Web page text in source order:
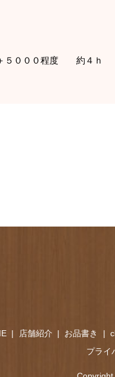
５０００程度 約４ｈ
店舗紹介 お品書き
プライ